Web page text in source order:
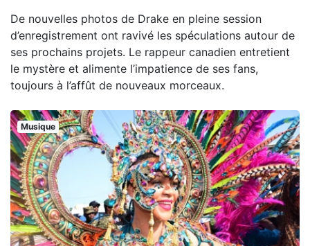
De nouvelles photos de Drake en pleine session
d’enregistrement ont ravivé les spéculations autour de
ses prochains projets. Le rappeur canadien entretient
le mystère et alimente l’impatience de ses fans,
toujours à l’affût de nouveaux morceaux.
Musique